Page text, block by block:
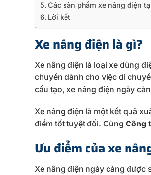
Các sản phẩm xe nâng điện
Lời kết
Xe nâng điện là gì?
Xe nâng điện là loại xe dùng
chuyển dành cho việc di
cấu tạo, xe nâng điện ngày
Xe nâng điện là một kết quả
điểm tốt tuyệt đối. Cùng Công
Ưu điểm của xe
Xe nâng điện ngày càng được